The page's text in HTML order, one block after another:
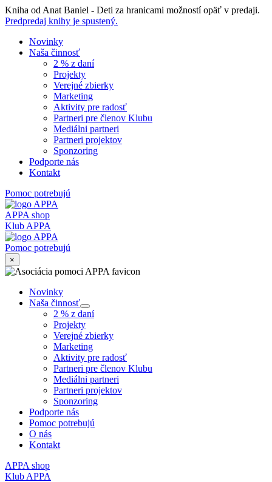
Skip
to
Kniha od Anat Baniel - Deti za hranicami možností opäť v predaji.
Predpredaj knihy je spustený.
Novinky
Naša činnosť
2 % z daní
Projekty
Verejné zbierky
Marketing
Aktivity pre radosť
Partneri pre členov Klubu
Mediálni partneri
Partneri projektov
Sponzoring
Podporte nás
Kontakt
Pomoc potrebujú
APPA shop
Klub APPA
Pomoc potrebujú
×
Novinky
Naša činnosť
Submenu
2 % z daní
Projekty
Verejné zbierky
Marketing
Aktivity pre radosť
Partneri pre členov Klubu
Mediálni partneri
Partneri projektov
Sponzoring
Podporte nás
Pomoc potrebujú
O nás
Kontakt
APPA shop
Klub APPA